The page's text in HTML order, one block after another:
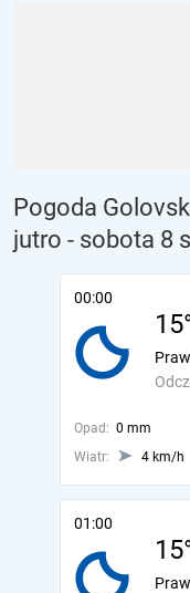
Pogoda
jutro - sobota 8
00:00
Opad: 0 mm
Wiatr:
4 km/h
01:00